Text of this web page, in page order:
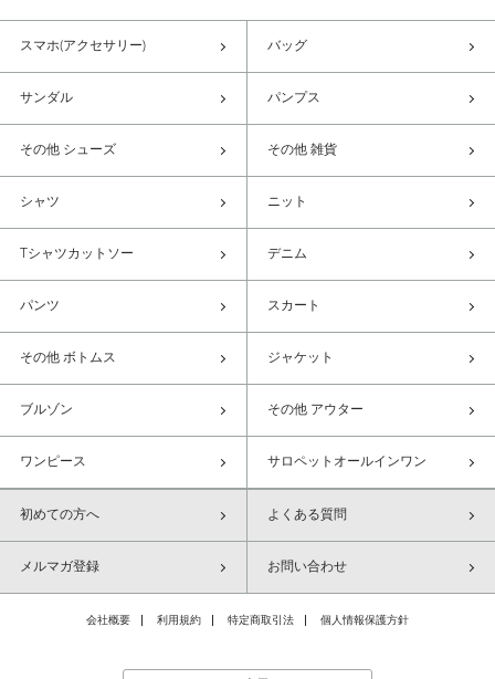
スマホ(アクセサリー) バッグ
サンダル パンプス
その他 シューズ その他 雑貨
シャツ ニット
Tシャツカットソー デニム
パンツ スカート
その他 ボトムス ジャケット
ブルゾン その他 アウター
ワンピース サロペットオールインワン
初めての方へ よくある質問
メルマガ登録 お問い合わせ
会社概要 利用規約 特定商取引法 個人情報保護方針